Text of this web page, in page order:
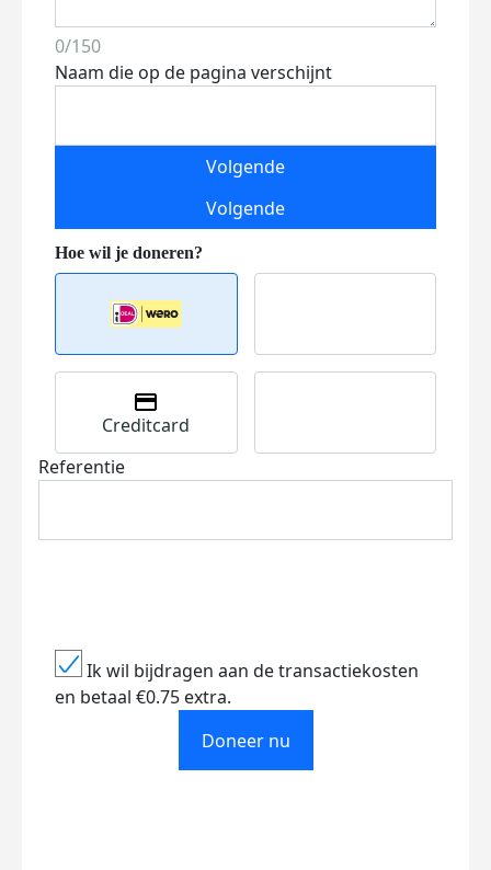
0/150
Naam die op de pagina verschijnt
Volgende
Volgende
Creditcard
Referentie
Ik wil bijdragen aan de transactiekosten
en betaal €0.75 extra.
Doneer nu